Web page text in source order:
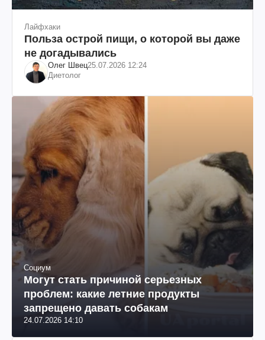
Лайфхаки
Польза острой пищи, о которой вы даже
не догадывались
Олег Швец25.07.2026 12:24
Диетолог
Социум
Могут стать причиной серьезных
проблем: какие летние продукты
запрещено давать собакам
24.07.2026 14:10